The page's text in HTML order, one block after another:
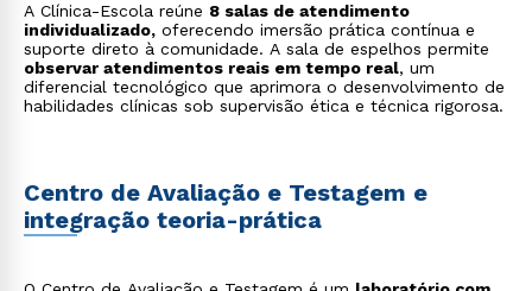
A Clínica-Escola reúne 8 salas de atendimento
individualizado, oferecendo imersão prática contínua e
suporte direto à comunidade. A sala de espelhos permite
observar atendimentos reais em tempo real, um
diferencial tecnológico que aprimora o desenvolvimento de
habilidades clínicas sob supervisão ética e técnica rigorosa.
Centro de Avaliação e Testagem e
integração teoria-prática